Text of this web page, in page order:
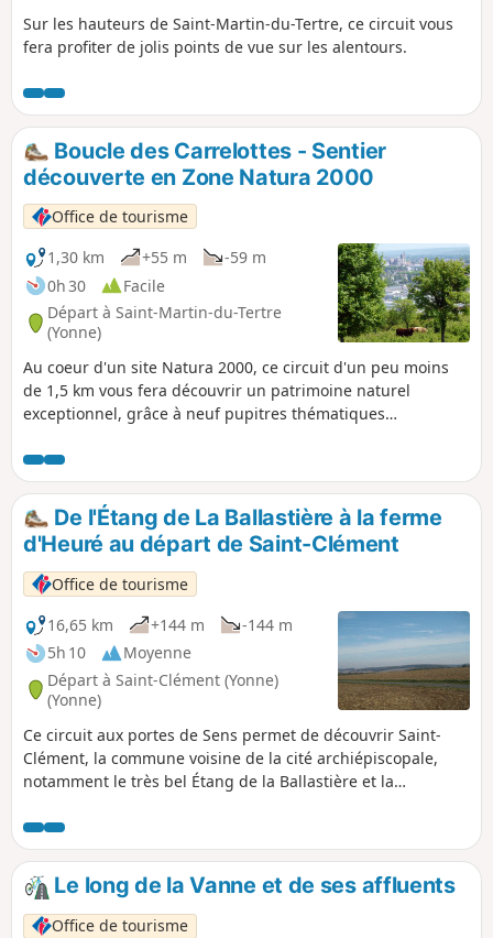
Sur les hauteurs de Saint-Martin-du-Tertre, ce circuit vous
fera profiter de jolis points de vue sur les alentours.
Boucle des Carrelottes - Sentier
découverte en Zone Natura 2000
Office de tourisme
1,30 km
+55 m
-59 m
0h 30
Facile
Départ à Saint-Martin-du-Tertre
(Yonne)
Au coeur d'un site Natura 2000, ce circuit d'un peu moins
de 1,5 km vous fera découvrir un patrimoine naturel
exceptionnel, grâce à neuf pupitres thématiques
par la même occasion d’une vue imprenable sur Sens, sa
Cathédrale Saint-Étienne, ainsi que sur la vallée de l’Yonne.
De l'Étang de La Ballastière à la ferme
d'Heuré au départ de Saint-Clément
Office de tourisme
16,65 km
+144 m
-144 m
5h 10
Moyenne
Départ à Saint-Clément (Yonne)
(Yonne)
Ce circuit aux portes de Sens permet de découvrir Saint-
Clément, la commune voisine de la cité archiépiscopale,
notamment le très bel Étang de la Ballastière et la
perspectives sur la Cathédrale Saint-Étienne (première
cathédrale gothique) et le centre historique de la cité.
Itinéraire à éviter en période de grosse chaleur car il est
très ensoleillé. À noter : le circuit emprunte, en grande
partie, des voies goudronnées.
Le long de la Vanne et de ses affluents
Office de tourisme